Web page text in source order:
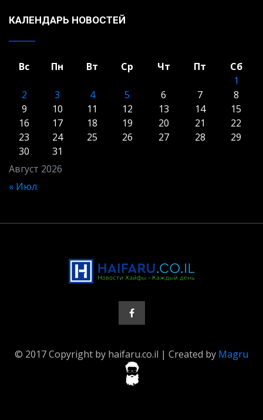
КАЛЕНДАРЬ НОВОСТЕЙ
Август 2026
Вс Пн Вт Ср Чт Пт
Сб
1
2
3 4 5 6 7
8
9
10 11 12 13 14
15
16
17 18 19 20 21
22
23
24 25 26 27 28
29
30
31
« Июл
© 2017 Copyright by haifaru.co.il | Created by Magru